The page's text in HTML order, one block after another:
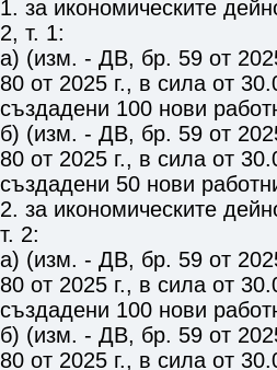
1. за икономическите
2, т. 1:
а) (изм. - ДВ, бр. 59 от
80 от 2025 г., в сила от
създадени 100 нови
б) (изм. - ДВ, бр. 59 от
80 от 2025 г., в сила от
създадени 50 нови
2. за икономическите
т. 2:
а) (изм. - ДВ, бр. 59 от
80 от 2025 г., в сила от
създадени 100 нови
б) (изм. - ДВ, бр. 59 от
80 от 2025 г., в сила от